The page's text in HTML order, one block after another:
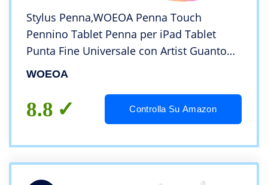
Stylus Penna,WOEOA Penna Touch
Pennino Tablet Penna per iPad Tablet
Punta Fine Universale con Artist Guanto
per iPad,iPhone,Smartphone,Touchscreen
WOEOA
8.8 Controlla Su Amazon